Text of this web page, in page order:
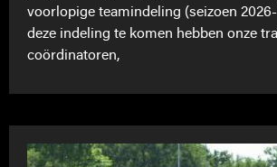
voorlopige teamindeling (seizoen
deze indeling te komen hebben onze
coördinatoren,